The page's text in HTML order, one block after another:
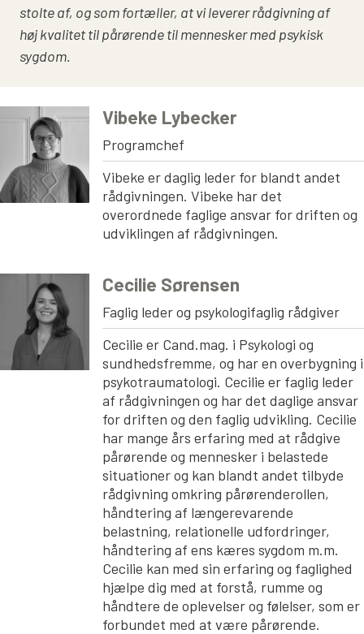
stolte af, og som fortæller, at vi leverer rådgivning af
højkvalitet til pårørende til mennesker med psykisk
sygdom.
Vibeke Lybecker
Programchef
Vibeke er daglig leder for blandt andet
rådgivningen. Vibeke har det
overordnede faglige ansvar for driften og
udviklingen af rådgivningen.
Cecilie Sørensen
Faglig leder og psykologifaglig rådgiver
Cecilie er Cand.mag. i Psykologi og
sundhedsfremme, og har en overbygning i
psykotraumatologi. Cecilie er faglig leder
af rådgivningen og har det daglige ansvar
for driften og den faglig udvikling. Cecilie
har mange års erfaring med at rådgive
pårørende og mennesker i belastede
situationer og kan blandt andet tilbyde
rådgivning omkring pårørenderollen,
håndtering af længerevarende
belastning, relationelle udfordringer,
håndtering af ens kæres sygdom m.m.
Cecilie kan med sin erfaring og faglighed
hjælpe dig med at forstå, rumme og
håndtere de oplevelser og følelser, som er
forbundet med at være pårørende.